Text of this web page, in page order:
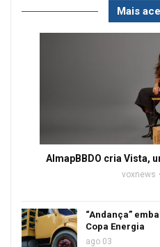
Mais
AlmapBBDO cria Vista,
voxnews
“Andança”
Copa Energia
ago 03